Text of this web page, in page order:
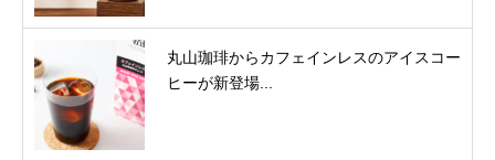
丸山珈琲からカフェインレスのアイスコー
ヒーが新登場...